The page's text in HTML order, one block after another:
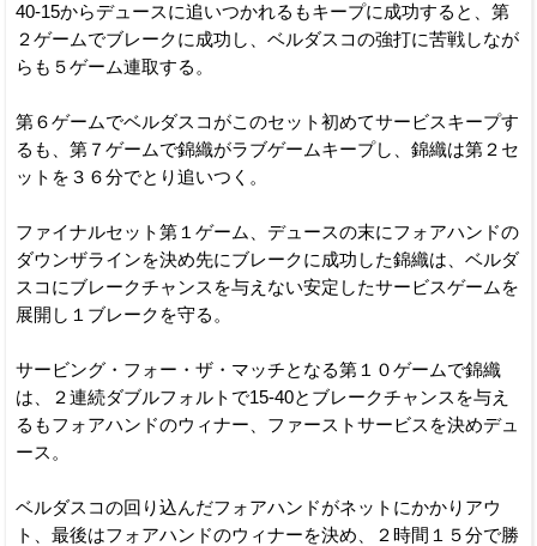
40-15からデュースに追いつかれるもキープに成功すると、第
２ゲームでブレークに成功し、ベルダスコの強打に苦戦しなが
らも５ゲーム連取する。
第６ゲームでベルダスコがこのセット初めてサービスキープす
るも、第７ゲームで錦織がラブゲームキープし、錦織は第２セ
ットを３６分でとり追いつく。
ファイナルセット第１ゲーム、デュースの末にフォアハンドの
ダウンザラインを決め先にブレークに成功した錦織は、ベルダ
スコにブレークチャンスを与えない安定したサービスゲームを
展開し１ブレークを守る。
サービング・フォー・ザ・マッチとなる第１０ゲームで錦織
は、２連続ダブルフォルトで15-40とブレークチャンスを与え
るもフォアハンドのウィナー、ファーストサービスを決めデュ
ース。
ベルダスコの回り込んだフォアハンドがネットにかかりアウ
ト、最後はフォアハンドのウィナーを決め、２時間１５分で勝